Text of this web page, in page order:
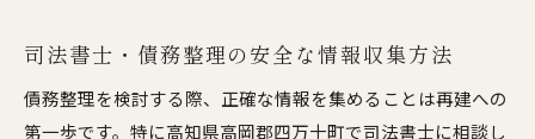
司法書士・債務整理の安全な情報収集方法
債務整理を検討する際、正確な情報を集めることは再建への
第一歩です。特に高知県高岡郡四万十町で司法書士に相談し